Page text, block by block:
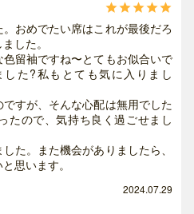

おめでたい席はこれが最後だろ
した。
留袖ですね〜とてもお似合いで
た?私もとても気に入りまし
すが、そんな心配は無用でした
たので、気持ち良く過ごせまし
た。また機会がありましたら、
思います。
2024.07.29